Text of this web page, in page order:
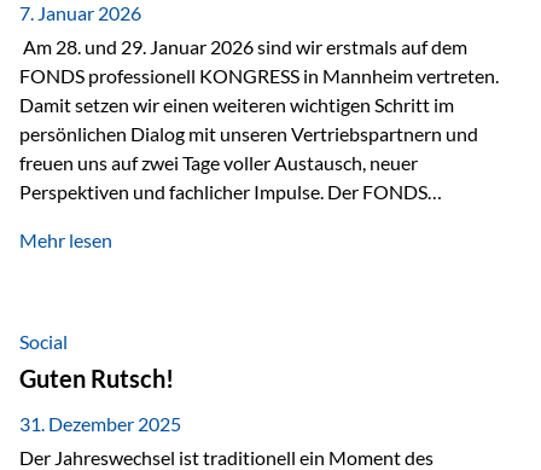
7. Januar 2026
Am 28. und 29. Januar 2026 sind wir erstmals auf dem
FONDS professionell KONGRESS in Mannheim vertreten.
Damit setzen wir einen weiteren wichtigen Schritt im
persönlichen Dialog mit unseren Vertriebspartnern und
freuen uns auf zwei Tage voller Austausch, neuer
Perspektiven und fachlicher Impulse. Der FONDS
Branchentreffen für Finanz- und Versicherungsprofis im
Vermögensstrukturierung und Nachfolgeplanung
gemeinsam zu diskutieren. Persönlich für Sie vor Ort An
beiden Kongresstagen stehen Ihnen Maximilian
Fichtenbauer, Dirk…
Mehr lesen
Social
Guten Rutsch!
31. Dezember 2025
Der Jahreswechsel ist traditionell ein Moment des